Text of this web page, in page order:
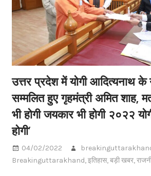
उत्तर प्रदेश में योगी आदित्यनाथ के
सम्मलित हुए गृहमंत्री अमित शाह,
भी होगी जयकार भी होगी २०२२
होगी’
04/02/2022
Breakinguttarakhand,इतिहास,बड़ी खबर,